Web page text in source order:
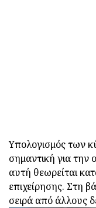
Υπολογισμός των
σημαντική για την
αυτή θεωρείται
επιχείρησης. Στη
σειρά από άλλους